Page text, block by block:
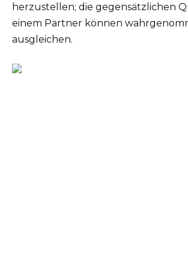
herzustellen; die gegensätzlichen
einem Partner können
ausgleichen.